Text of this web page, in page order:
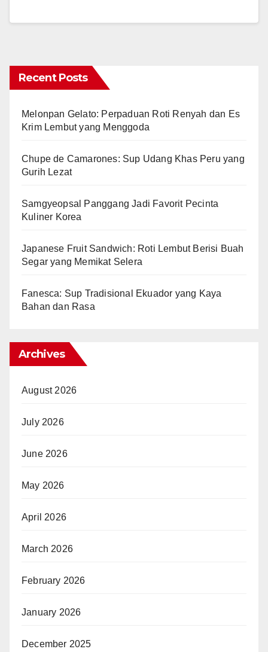
Recent Posts
Melonpan Gelato: Perpaduan Roti Renyah dan Es
Krim Lembut yang Menggoda
Chupe de Camarones: Sup Udang Khas Peru yang
Gurih Lezat
Samgyeopsal Panggang Jadi Favorit Pecinta
Kuliner Korea
Japanese Fruit Sandwich: Roti Lembut Berisi Buah
Segar yang Memikat Selera
Fanesca: Sup Tradisional Ekuador yang Kaya
Bahan dan Rasa
Archives
August 2026
July 2026
June 2026
May 2026
April 2026
March 2026
February 2026
January 2026
December 2025